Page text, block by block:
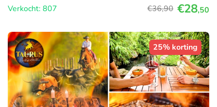
Verkocht: 807
€36,90 €28,50
25% korting